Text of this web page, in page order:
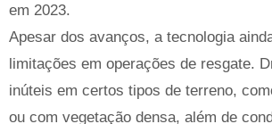
em 2023.
Apesar dos avanços, a tecnologia
limitações em operações de resgate.
inúteis em certos tipos de terreno,
ou com vegetação densa, além de